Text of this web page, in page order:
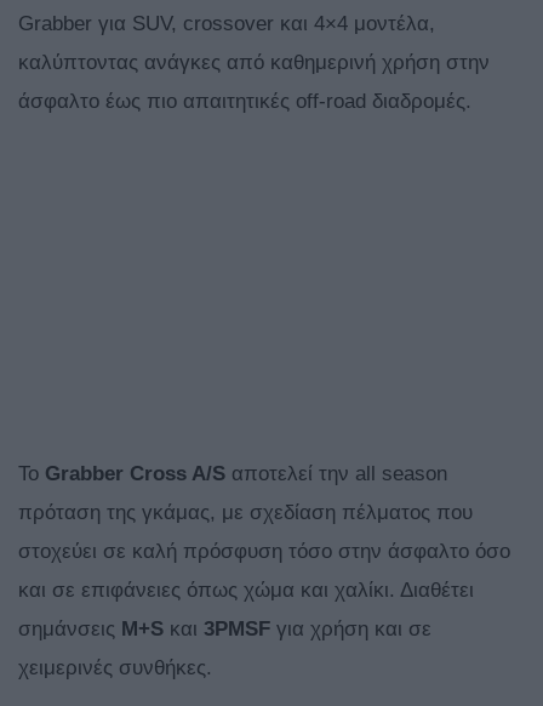
Grabber για SUV, crossover και 4×4 μοντέλα,
καλύπτοντας ανάγκες από καθημερινή χρήση στην
άσφαλτο έως πιο απαιτητικές off-road διαδρομές.
Το Grabber Cross A/S αποτελεί την all season
πρόταση της γκάμας, με σχεδίαση πέλματος που
στοχεύει σε καλή πρόσφυση τόσο στην άσφαλτο όσο
και σε επιφάνειες όπως χώμα και χαλίκι. Διαθέτει
σημάνσεις M+S και 3PMSF για χρήση και σε
χειμερινές συνθήκες.